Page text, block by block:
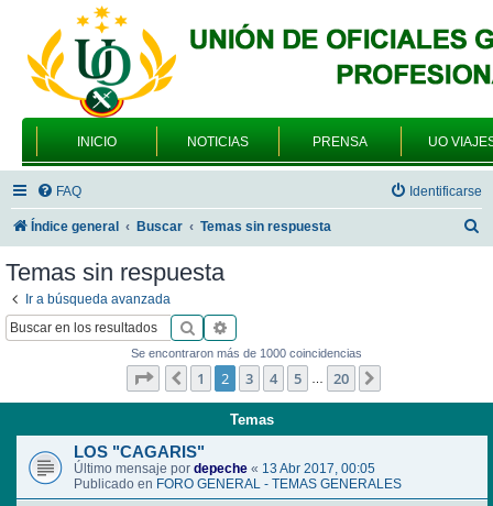
INICIO NOTICIAS PRENSA UO
FAQ Identificarse
Índice general Buscar Temas sin respuesta
Temas sin respuesta
Ir a búsqueda avanzada
Buscar
Se encontraron más de 1000 coincidencias
Página de 20
Anterior
1 2 3 4 5 … 20
Temas
LOS "CAGARIS"
Último mensaje por depeche « 13 Abr 2017, 00:05
Publicado en FORO GENERAL - TEMAS GENERALES